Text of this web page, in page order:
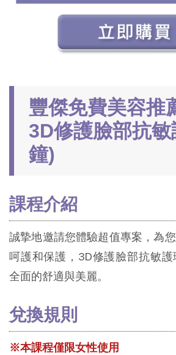
豐傑免費美容推
3D修護臉部抗
鐘)
課程介紹
誠摯地邀請您體驗超值專案，為
呵護和保護，3D修護臉部抗敏護
全面的舒適與美麗。
兌換規則
※本課程僅限女性使用